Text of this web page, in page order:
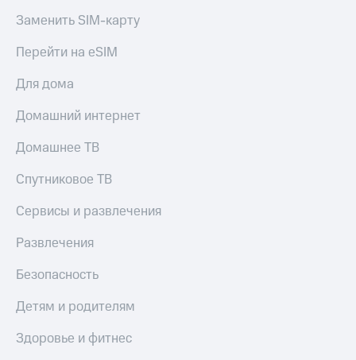
Заменить SIM-карту
Перейти на eSIM
Для дома
Домашний интернет
Домашнее ТВ
Спутниковое ТВ
Сервисы и развлечения
Развлечения
Безопасность
Детям и родителям
Здоровье и фитнес